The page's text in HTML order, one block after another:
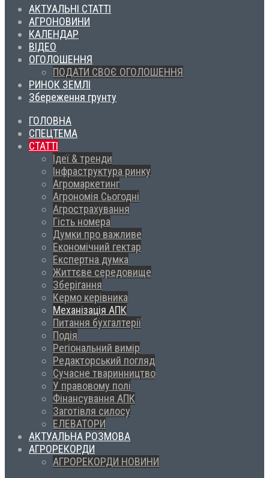
АКТУАЛЬНІ СТАТТІ
АГРОНОВИНИ
КАЛЕНДАР
ВІДЕО
ОГОЛОШЕННЯ
ПОДАТИ СВОЄ ОГОЛОШЕННЯ
РИНОК ЗЕМЛІ
Збереження грунту
ГОЛОВНА
СПЕЦТЕМА
СТАТТІ
Ідеї & тренди
Інфраструктура ринку
Агромаркетинг
Агрономія Сьогодні
Агрострахування
Гість номера
Думки про важливе
Економічний гектар
Експертна думка
Життєве середовище
Зберігання
Кермо керівника
Механізація АПК
Питання бухгалтерії
Подія
Регіональний вимір
Редакторський погляд
Сучасне тваринництво
У правовому полі
Фінансування АПК
Заготівля силосу
ЕЛЕВАТОРИ
АКТУАЛЬНА РОЗМОВА
АГРОРЕКОРДИ
АГРОРЕКОРДИ НОВИНИ